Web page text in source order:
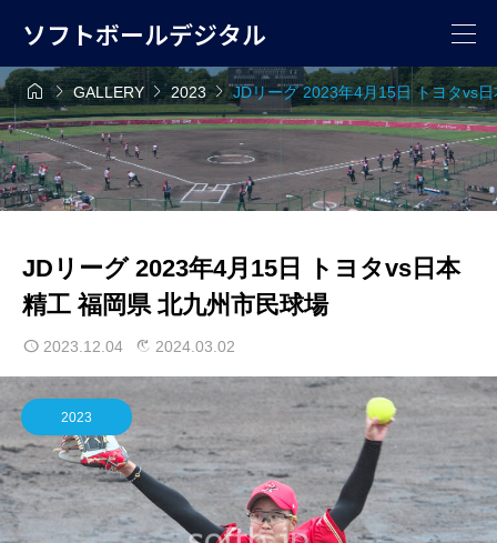
ソフトボールデジタル
 GALLERY2023JDリーグ 2023年4月15日 トヨタvs
JDリーグ 2023年4月15日 トヨタvs日本
精工 福岡県 北九州市民球場
2023.12.04 2024.03.02
2023